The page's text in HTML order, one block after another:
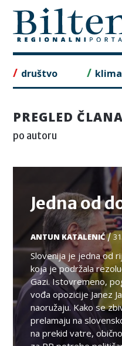
to
content
društvo klima
PREGLED
po autoru
Jedna od
ANTUN KATALENIĆ/
Slovenija je jedna od
koja je podržala
Gazi. Istovremeno,
vođa opozicije Janez
naoružaju. Kako se
prelamaju na
na prekid vatre,